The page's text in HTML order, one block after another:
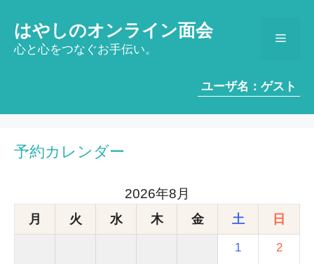
ス
はやしのオンライン面会
心と心をつなぐお手伝い。
メ
ニ
ユーザ名：ゲスト
予約カレンダー
2026年8月
月 火 水 木 金 土 日
1 2